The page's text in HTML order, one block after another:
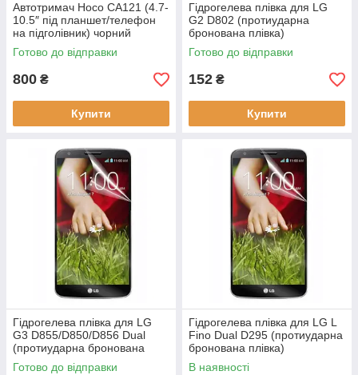
Автотримач Hoco CA121 (4.7-
10.5″ під планшет/телефон
на підголівник) чорний
Готово до відправки
800 ₴
Купити
Гідрогелева плівка для LG
G2 D802 (протиударна
бронована плівка)
Готово до відправки
152 ₴
Купити
Гідрогелева плівка для LG
G3 D855/D850/D856 Dual
(протиударна бронована
плівка)
Готово до відправки
Гідрогелева плівка для LG L
Fino Dual D295 (протиударна
бронована плівка)
В наявності